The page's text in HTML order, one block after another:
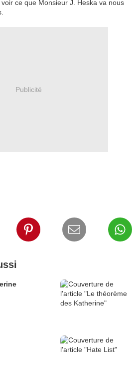
ce que Monsieur J. Heska va nous
Publicité